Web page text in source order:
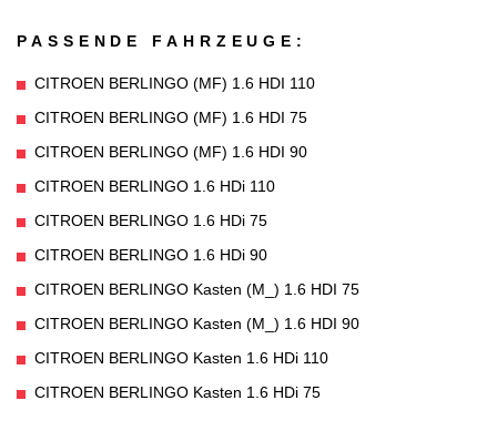
PASSENDE FAHRZEUGE:
CITROEN BERLINGO (MF) 1.6 HDI 110
CITROEN BERLINGO (MF) 1.6 HDI 75
CITROEN BERLINGO (MF) 1.6 HDI 90
CITROEN BERLINGO 1.6 HDi 110
CITROEN BERLINGO 1.6 HDi 75
CITROEN BERLINGO 1.6 HDi 90
CITROEN BERLINGO Kasten (M_) 1.6 HDI 75
CITROEN BERLINGO Kasten (M_) 1.6 HDI 90
CITROEN BERLINGO Kasten 1.6 HDi 110
CITROEN BERLINGO Kasten 1.6 HDi 75